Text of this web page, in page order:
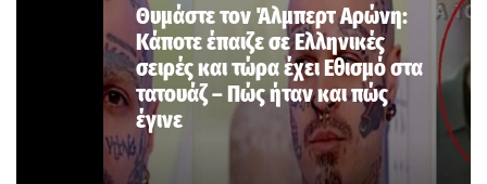
Θυμάστε τον Άλμπερτ Αρώνη:
Κάποτε έπαιζε σε Ελληνικές
σειρές και τώρα έχει Εθισμό στα
τατουάζ – Πώς ήταν και πώς
έγινε